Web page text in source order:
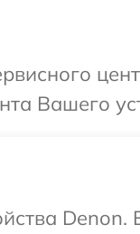
Вашего
Denon.